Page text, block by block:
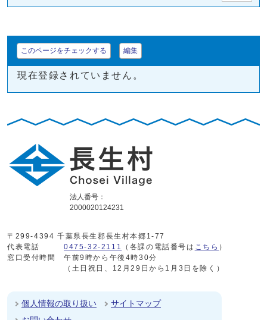
このページをチェックする 編集
現在登録されていません。
法人番号：
2000020124231
〒299-4394 千葉県長生郡長生村本郷1-77
代表電話
0475-32-2111 （各課の電話番号は こちら ）
窓口受付時間
午前9時から午後4時30分
（土日祝日、12月29日から1月3日を除く）
個人情報の取り扱い
サイトマップ